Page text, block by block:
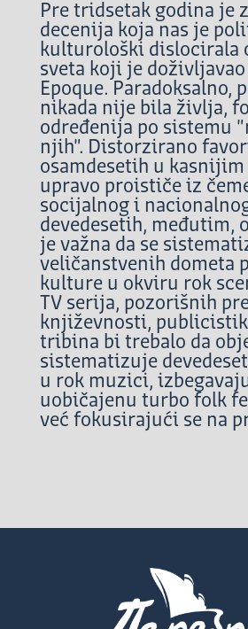
Pre tridsetak godina je
decenija koja nas je
kulturološki dislocirala
sveta koji je
Epoque. Paradoksalno,
nikada nije bila življa,
određenija po sistemu
njih". Distorzirano
osamdesetih u
upravo proističe iz
socijalnog i
devedesetih, međutim,
je važna da se
veličanstvenih dometa
kulture u okviru rok
TV serija, pozorišnih
književnosti,
tribina bi trebalo da
sistematizuje
u rok muzici,
uobičajenu turbo folk
već fokusirajući se na